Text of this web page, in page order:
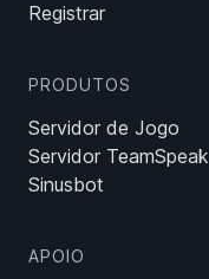
Registrar
PRODUTOS
Servidor de Jogo
Servidor TeamSpeak
Sinusbot
APOIO